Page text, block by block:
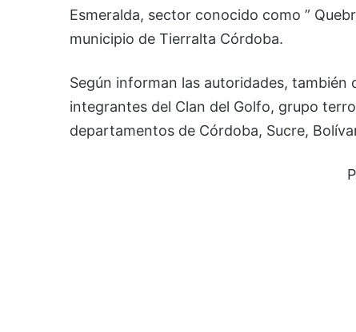
Esmeralda, sector conocido como ”
municipio de Tierralta Córdoba.
Según informan las autoridades,
integrantes del Clan del Golfo, grupo
departamentos de Córdoba, Sucre,